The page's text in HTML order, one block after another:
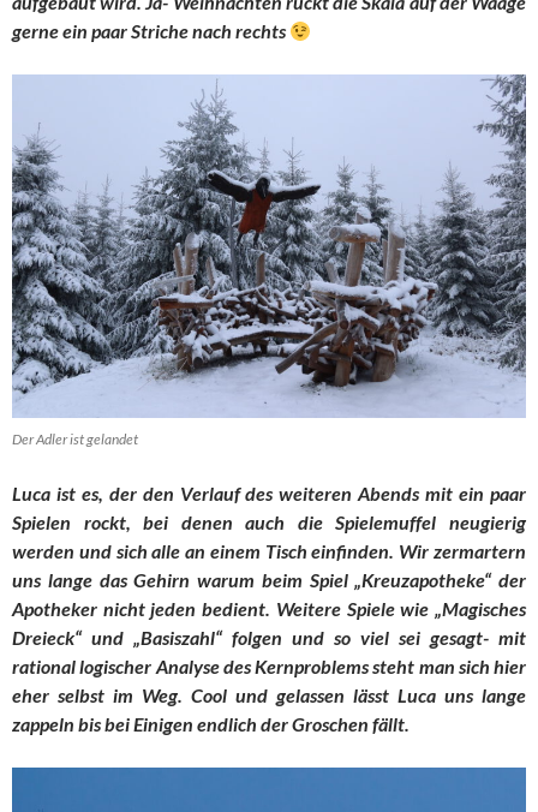
gerne ein paar Striche nach rechts
Der Adler ist gelandet
Luca ist es, der den Verlauf des weiteren Abends mit ein paar
Spielen rockt, bei denen auch die Spielemuffel neugierig
werden und sich alle an einem Tisch einfinden. Wir zermartern
uns lange das Gehirn warum beim Spiel „Kreuzapotheke“ der
Apotheker nicht jeden bedient. Weitere Spiele wie „Magisches
Dreieck“ und „Basiszahl“ folgen und so viel sei gesagt- mit
rational logischer Analyse des Kernproblems steht man sich hier
eher selbst im Weg. Cool und gelassen lässt Luca uns lange
zappeln bis bei Einigen endlich der Groschen fällt.